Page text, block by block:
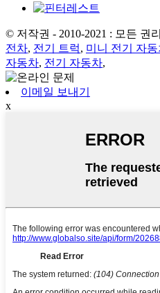
© 저작권 - 2010-2021 : 모든 권
전차, 전기 트럭, 미니 전기 자
자동차, 전기 자동차,
이메일 보내기
x